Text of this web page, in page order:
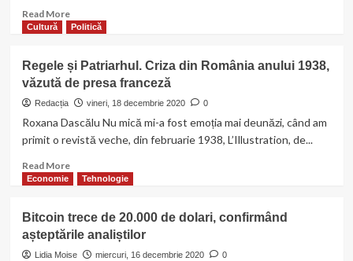
banii
unui
român,
visele
unui
francez
și
lui
Titulescu
Read MoreRead
more
alb:
Cîțu
premier,
Orban
Camerei,
PLUS
Cultură Politică
Regele și Patriarhul. Criza din România anului 1938,
văzută de presa franceză
Redacția vineri, 18 decembrie 2020 0
Roxana Dascălu Nu mică mi-a fost emoția mai deunăzi, când am
primit o revistă veche, din februarie 1938, L’Illustration, de...
Read MoreRead
more
și
Patriarhul.
Criza
Economie Tehnologie
Bitcoin trece de 20.000 de dolari, confirmând
așteptările analiștilor
Lidia Moise miercuri, 16 decembrie 2020 0